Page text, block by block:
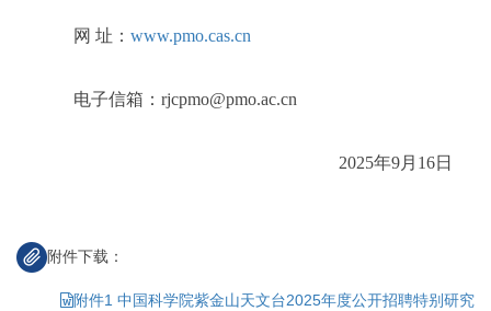
网 址： www.pmo.cas.cn
电子信箱：rjcpmo@pmo.ac.cn
2025年9月16日
附件下载：
附件1 中国科学院紫金山天文台2025年度公开招聘特别研究